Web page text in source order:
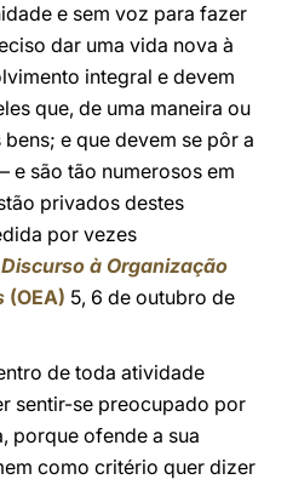
e sem voz para fazer
dar uma vida nova à
integral e devem
que, de uma maneira ou
e que devem se pôr a
e são tão numerosos em
privados destes
por vezes
Discurso à Organização
(OEA) 5, 6 de outubro de
de toda atividade
sentir-se preocupado por
porque ofende a sua
como critério quer dizer